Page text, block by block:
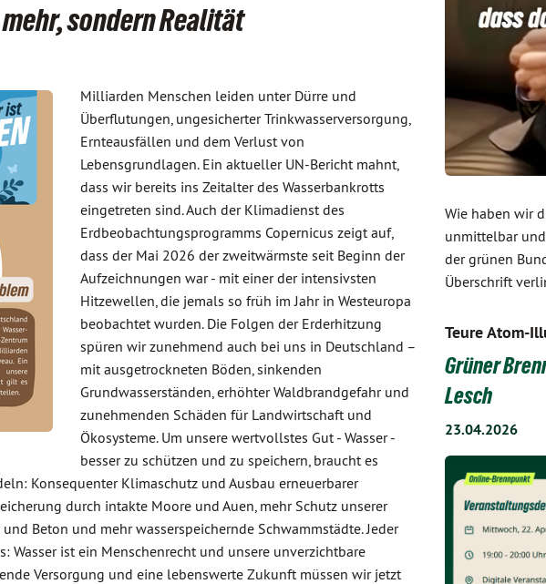
sondern Realität
Milliarden Menschen leiden unter Dürre und
Überflutungen, ungesicherter Trinkwasserversorgung,
Ernteausfällen und dem Verlust von
Lebensgrundlagen. Ein aktueller UN-Bericht mahnt,
dass wir bereits ins Zeitalter des Wasserbankrotts
eingetreten sind. Auch der Klimadienst des
Erdbeobachtungsprogramms Copernicus zeigt auf,
dass der Mai 2026 der zweitwärmste seit Beginn der
Aufzeichnungen war - mit einer der intensivsten
Hitzewellen, die jemals so früh im Jahr in Westeuropa
beobachtet wurden. Die Folgen der Erderhitzung
spüren wir zunehmend auch bei uns in Deutschland –
mit ausgetrockneten Böden, sinkenden
Grundwasserständen, erhöhter Waldbrandgefahr und
zunehmenden Schäden für Landwirtschaft und
Ökosysteme. Um unsere wertvollstes Gut - Wasser -
besser zu schützen und zu speichern, braucht es
Konsequenter Klimaschutz und Ausbau erneuerbarer
durch intakte Moore und Auen, mehr Schutz unserer
Beton und mehr wasserspeichernde Schwammstädte. Jeder
Wasser ist ein Menschenrecht und unsere unverzichtbare
Versorgung und eine lebenswerte Zukunft müssen wir jetzt
Wie haben wir
unmittelbar
der grünen
Überschrift
Teure Atom-
Grüner
Lesch
23.04.2026